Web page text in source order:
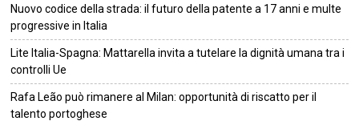
Nuovo codice della strada: il futuro della patente a 17 anni e multe
progressive in Italia
Lite Italia-Spagna: Mattarella invita a tutelare la dignità umana tra i
controlli Ue
Rafa Leão può rimanere al Milan: opportunità di riscatto per il
talento portoghese